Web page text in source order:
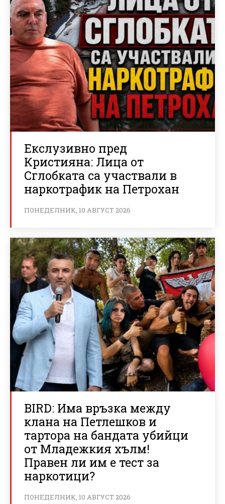
Екслузивно пред
Кристияна: Лица от
Сглобката са участвали в
наркотрафик на Петрохан
ПОНЕДЕЛНИК, 10 АВГУСТ 2026
BIRD: Има връзка между
клана на Петлешков и
тартора на бандата убийци
от Младежкия хълм!
Правен ли им е тест за
наркотици?
ПОНЕДЕЛНИК, 10 АВГУСТ 2026